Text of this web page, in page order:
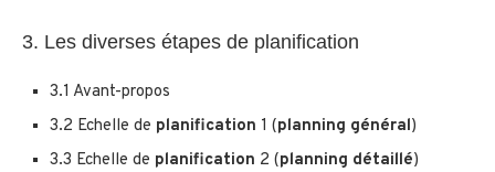
3. Les diverses étapes de planification
3.1 Avant-propos
3.2 Echelle de planification 1 (planning général)
3.3 Echelle de planification 2 (planning détaillé)